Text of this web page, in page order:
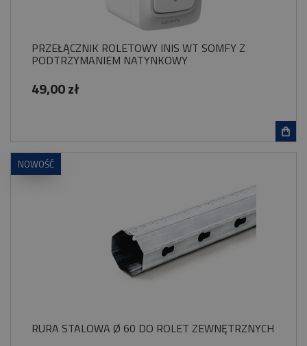
PRZEŁĄCZNIK ROLETOWY INIS WT SOMFY Z
PODTRZYMANIEM NATYNKOWY
49,00 zł
RURA STALOWA Ø 60 DO ROLET ZEWNĘTRZNYCH
NOWOŚĆ